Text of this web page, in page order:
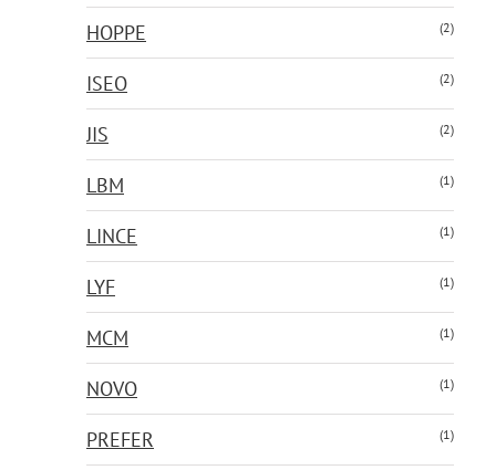
HOPPE (2)
ISEO (2)
JIS (2)
LBM (1)
LINCE (1)
LYF (1)
MCM (1)
NOVO (1)
PREFER (1)